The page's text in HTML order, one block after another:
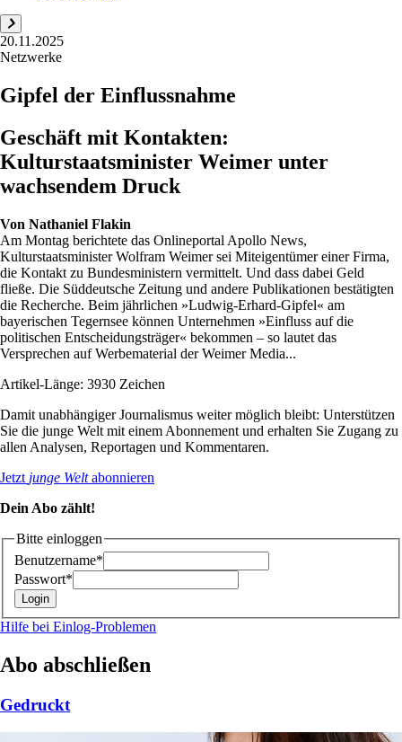
20.11.2025
Netzwerke
Gipfel der Einflussnahme
Geschäft mit Kontakten:
Kulturstaatsminister Weimer unter
wachsendem Druck
Von Nathaniel Flakin
Am Montag berichtete das Onlineportal Apollo News,
Kulturstaatsminister Wolfram Weimer sei Miteigentümer einer Firma,
die Kontakt zu Bundesministern vermittelt. Und dass dabei Geld
fließe. Die Süddeutsche Zeitung und andere Publikationen bestätigten
die Recherche. Beim jährlichen »Ludwig-Erhard-Gipfel« am
bayerischen Tegernsee können Unternehmen »Einfluss auf die
politischen Entscheidungsträger« bekommen – so lautet das
Versprechen auf Werbematerial der Weimer Media...
Artikel-Länge: 3930 Zeichen
Damit unabhängiger Journalismus weiter möglich bleibt: Unterstützen
Sie die junge Welt mit einem Abonnement und erhalten Sie Zugang zu
allen Analysen, Reportagen und Kommentaren.
Jetzt junge Weltabonnieren
Dein Abo zählt!
Bitte einloggen
Benutzername*
Passwort*
Hilfe bei Einlog-Problemen
Abo abschließen
Gedruckt